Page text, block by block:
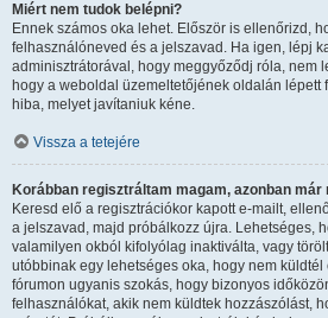
Miért nem tudok belépni?
Ennek számos oka lehet. Először is ellenőrizd,
felhasználóneved és a jelszavad. Ha igen, lépj
adminisztrátorával, hogy meggyőződj róla, nem
hogy a weboldal üzemeltetőjének oldalán lépett
hiba, melyet javítaniuk kéne.
Vissza a tetejére
Korábban regisztráltam magam, azonban már
Keresd elő a regisztrációkor kapott e-mailt,
a jelszavad, majd próbálkozz újra. Lehetséges,
valamilyen okból kifolyólag inaktiválta, vagy
utóbbinak egy lehetséges oka, hogy nem
fórumon ugyanis szokás, hogy bizonyos
felhasználókat, akik nem küldtek hozzászólást,